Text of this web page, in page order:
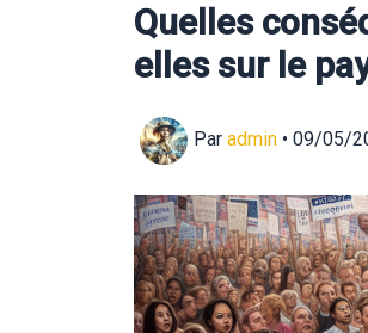
Quelles
elles sur le
Par admin • 09/05/